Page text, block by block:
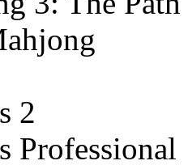
2
Professional